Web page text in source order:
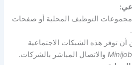
التوظيف المحلية أو صفحات
أن توفر هذه الشبكات الاجتماعية
Minijob والاتصال المباشر بالشركات.